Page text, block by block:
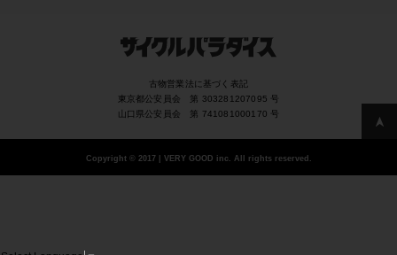
古物営業法に基づく表記
東京都公安員会 第 303281207095 号
山口県公安員会 第 741081000170 号
Copyright ©2017 | VERY GOOD inc. All rights reserved.